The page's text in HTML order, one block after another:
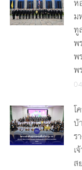
ห
ม
ทู
พ
พ
พ
โ
บ้
ร
เ
ส